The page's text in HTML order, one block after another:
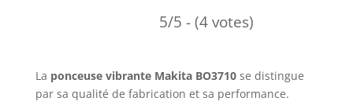
5/5 - (4 votes)
La ponceuse vibrante Makita BO3710se distingue
par sa qualité de fabrication et sa performance.